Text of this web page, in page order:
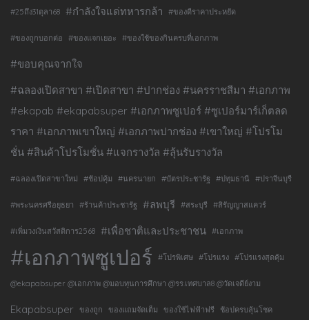
#25ถึง31ตุลา68 #กำลังใจแด่ทหารกล้า #ของดีราคาประหยัด
#ของถูกบอกต่อ #ของแจกเยอะ #ของใช้ของกินครบที่เอกภาพ
#ขอบคุณจากใจ
#ฉลองเปิดสาขา #เปิดสาขา #ปากช่อง #นครราชสีมา #เอกภาพ
#ekapab #ekapabsuper #เอกภาพซูเปอร์ #ซูเปอร์มาร์เก็ตลด
ราคา #เอกภาพเขาใหญ่ #เอกภาพปากช่อง #เขาใหญ่ #โปรโม
ชั่น #สินค้าโปรโมชั่น #แจกรางวัล #ลุ้นรับรางวัล
#ฉลองเปิดสาขาใหม่ #ช้อปคุ้ม #นครนายก #บัตรประชารัฐ #ปทุมธานี #ปราจีนบุรี
#พระนครศรีอยุธยา #ร้านค้าประชารัฐ #ลพบุรี #สระบุรี #สิรัญญาสแควร์
#เพิ่มวงเงินสวัสดิการ2568 #เพื่อชาติและประชาชน #เอกภาพ
#เอกภาพซูเปอร์ #โปรพิเศษ #โปรแรง #โปรแรงสุดคุ้ม
@ekapabsuper @เอกภาพ @มอบทุนการศึกษา @รร.เทศบาล8 @วัดเจดีย์งาม
Ekapabsuper ของถูก ของแถมจัดเต็ม ของใช้ไฟฟ้าฟรี ช้อปครบลุ้นโชค